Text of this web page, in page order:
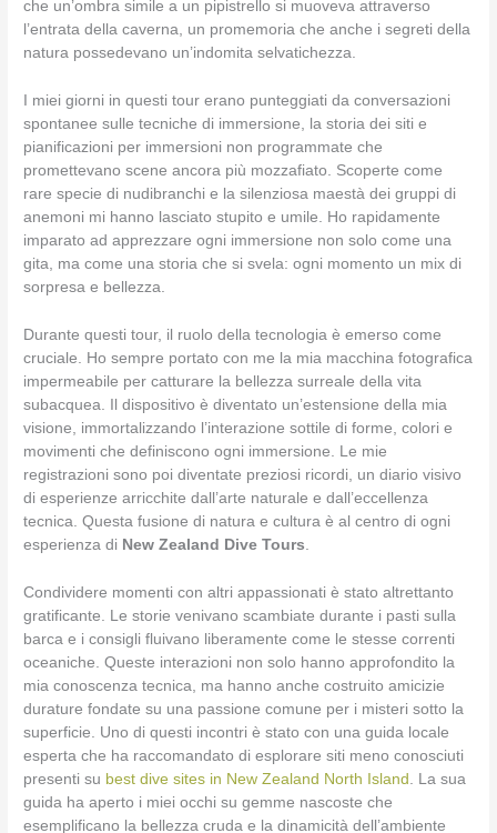
che un’ombra simile a un pipistrello si muoveva attraverso
l’entrata della caverna, un promemoria che anche i segreti della
natura possedevano un’indomita selvatichezza.
I miei giorni in questi tour erano punteggiati da conversazioni
spontanee sulle tecniche di immersione, la storia dei siti e
pianificazioni per immersioni non programmate che
promettevano scene ancora più mozzafiato. Scoperte come
rare specie di nudibranchi e la silenziosa maestà dei gruppi di
anemoni mi hanno lasciato stupito e umile. Ho rapidamente
imparato ad apprezzare ogni immersione non solo come una
gita, ma come una storia che si svela: ogni momento un mix di
sorpresa e bellezza.
Durante questi tour, il ruolo della tecnologia è emerso come
cruciale. Ho sempre portato con me la mia macchina fotografica
impermeabile per catturare la bellezza surreale della vita
subacquea. Il dispositivo è diventato un’estensione della mia
visione, immortalizzando l’interazione sottile di forme, colori e
movimenti che definiscono ogni immersione. Le mie
registrazioni sono poi diventate preziosi ricordi, un diario visivo
di esperienze arricchite dall’arte naturale e dall’eccellenza
tecnica. Questa fusione di natura e cultura è al centro di ogni
esperienza di New Zealand Dive Tours.
Condividere momenti con altri appassionati è stato altrettanto
gratificante. Le storie venivano scambiate durante i pasti sulla
barca e i consigli fluivano liberamente come le stesse correnti
oceaniche. Queste interazioni non solo hanno approfondito la
mia conoscenza tecnica, ma hanno anche costruito amicizie
durature fondate su una passione comune per i misteri sotto la
superficie. Uno di questi incontri è stato con una guida locale
esperta che ha raccomandato di esplorare siti meno conosciuti
presenti su best dive sites in New Zealand North Island . La sua
guida ha aperto i miei occhi su gemme nascoste che
esemplificano la bellezza cruda e la dinamicità dell’ambiente